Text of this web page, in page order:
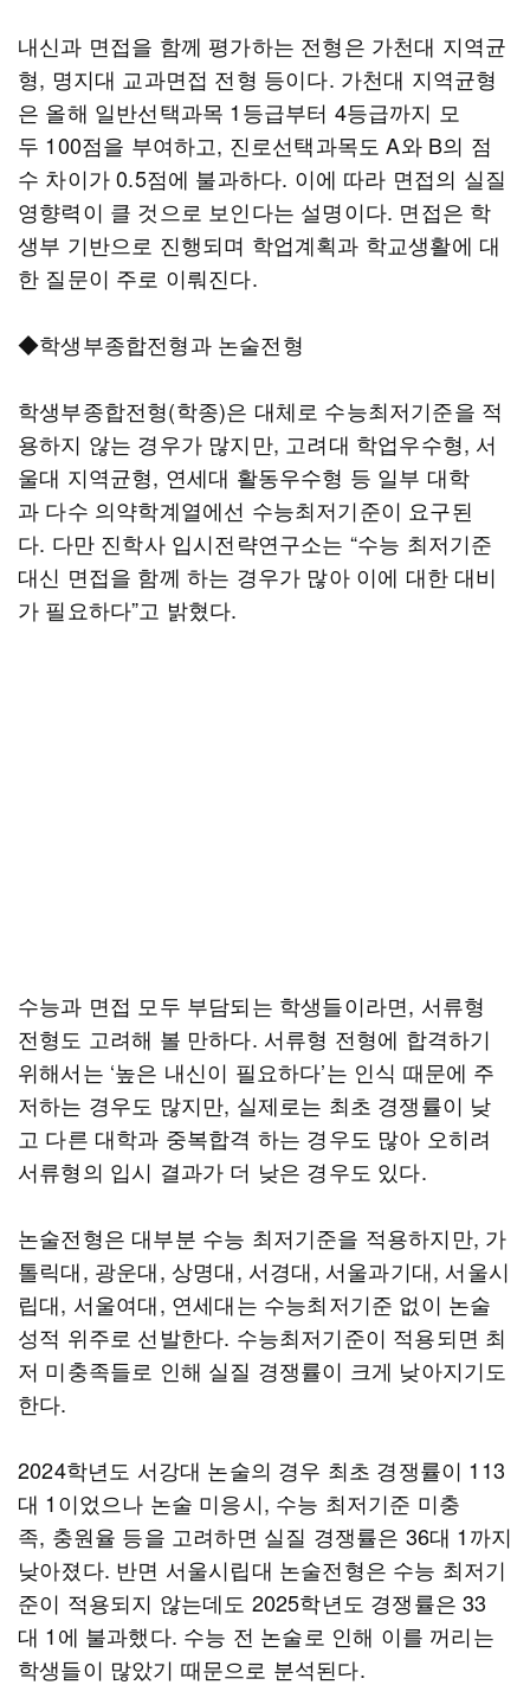
내신과 면접을 함께 평가하는 전형은 가천대 지역균
형, 명지대 교과면접 전형 등이다. 가천대 지역균형
은 올해 일반선택과목 1등급부터 4등급까지 모
두 100점을 부여하고, 진로선택과목도 A와 B의 점
수 차이가 0.5점에 불과하다. 이에 따라 면접의 실질
영향력이 클 것으로 보인다는 설명이다. 면접은 학
생부 기반으로 진행되며 학업계획과 학교생활에 대
한 질문이 주로 이뤄진다.
◆학생부종합전형과 논술전형
학생부종합전형(학종)은 대체로 수능최저기준을 적
용하지 않는 경우가 많지만, 고려대 학업우수형, 서
울대 지역균형, 연세대 활동우수형 등 일부 대학
과 다수 의약학계열에선 수능최저기준이 요구된
다. 다만 진학사 입시전략연구소는 “수능 최저기준
대신 면접을 함께 하는 경우가 많아 이에 대한 대비
가 필요하다”고 밝혔다.
수능과 면접 모두 부담되는 학생들이라면, 서류형
전형도 고려해 볼 만하다. 서류형 전형에 합격하기
위해서는 ‘높은 내신이 필요하다’는 인식 때문에 주
저하는 경우도 많지만, 실제로는 최초 경쟁률이 낮
고 다른 대학과 중복합격 하는 경우도 많아 오히려
서류형의 입시 결과가 더 낮은 경우도 있다.
논술전형은 대부분 수능 최저기준을 적용하지만, 가
톨릭대, 광운대, 상명대, 서경대, 서울과기대, 서울시
립대, 서울여대, 연세대는 수능최저기준 없이 논술
성적 위주로 선발한다. 수능최저기준이 적용되면 최
저 미충족들로 인해 실질 경쟁률이 크게 낮아지기도
한다.
2024학년도 서강대 논술의 경우 최초 경쟁률이 113
대 1이었으나 논술 미응시, 수능 최저기준 미충
족, 충원율 등을 고려하면 실질 경쟁률은 36대 1까지
낮아졌다. 반면 서울시립대 논술전형은 수능 최저기
준이 적용되지 않는데도 2025학년도 경쟁률은 33
대 1에 불과했다. 수능 전 논술로 인해 이를 꺼리는
학생들이 많았기 때문으로 분석된다.